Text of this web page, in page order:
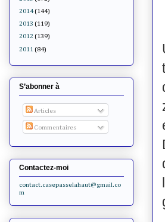
2014 (144)
2013 (119)
2012 (139)
2011 (84)
S’abonner à
Articles
Commentaires
Contactez-moi
contact.casepasselahaut@gmail.co
m